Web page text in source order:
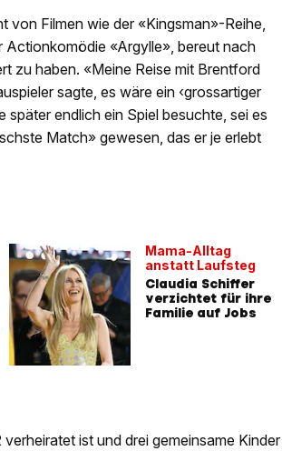
von Filmen wie der «Kingsman»-Reihe,
«Argylle», bereut nach
zu haben. «Meine Reise mit Brentford
sagte, es wäre ein ‹grossartiger
später endlich ein Spiel besuchte, sei es
Match» gewesen, das er je erlebt
Mama-Alltag
anstatt Laufsteg
Claudia Schiffer
verzichtet für ihre
Familie auf Jobs
ist und drei gemeinsame Kinder